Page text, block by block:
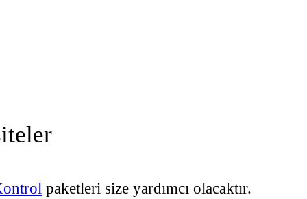
paketleri size yardımcı olacaktır.